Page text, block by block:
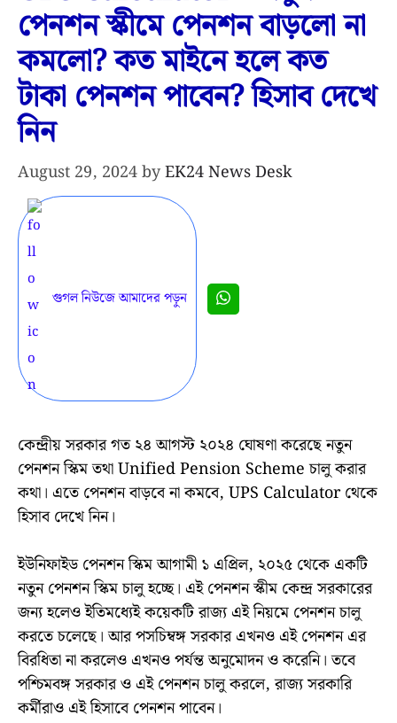
পেনশন স্কীমে পেনশন বাড়লো না
কমলো? কত মাইনে হলে কত
টাকা পেনশন পাবেন? হিসাব দেখে
নিন
August 29, 2024byEK24 News Desk
গুগল নিউজে আমাদের পড়ুন
কেন্দ্রীয় সরকার গত ২৪ আগস্ট ২০২৪ ঘোষণা করেছে নতুন
পেনশন স্কিম তথা Unified Pension Scheme চালু করার
কথা। এতে পেনশন বাড়বে না কমবে, UPS Calculator থেকে
হিসাব দেখে নিন।
ইউনিফাইড পেনশন স্কিম আগামী ১ এপ্রিল, ২০২৫ থেকে একটি
নতুন পেনশন স্কিম চালু হচ্ছে। এই পেনশন স্কীম কেন্দ্র সরকারের
জন্য হলেও ইতিমধ্যেই কয়েকটি রাজ্য এই নিয়মে পেনশন চালু
করতে চলেছে। আর পসচিম্বঙ্গ সরকার এখনও এই পেনশন এর
বিরধিতা না করলেও এখনও পর্যন্ত অনুমোদন ও করেনি। তবে
পশ্চিমবঙ্গ সরকার ও এই পেনশন চালু করলে, রাজ্য সরকারি
কর্মীরাও এই হিসাবে পেনশন পাবেন।